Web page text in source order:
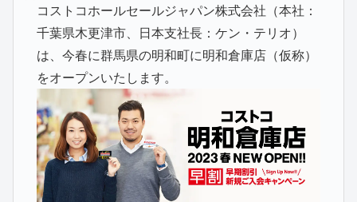
コストコホールセールジャパン株式会社（本社：
千葉県木更津市、日本支社長：ケン・テリオ）
は、今春に群馬県の明和町に明和倉庫店（仮称）
をオープンいたします。